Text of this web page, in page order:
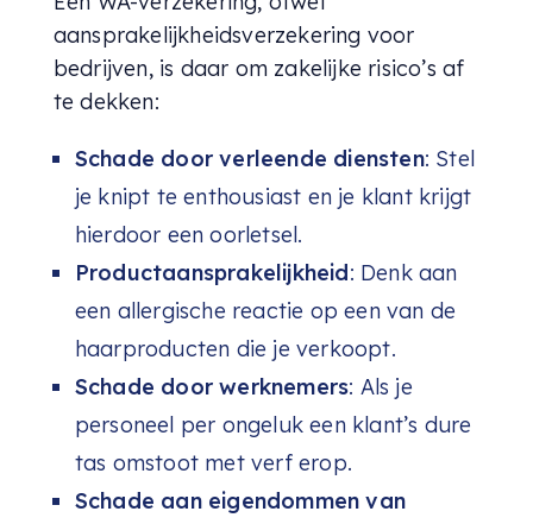
aansprakelijkheidsverzekering voor
bedrijven, is daar om zakelijke risico’s af
te dekken:
Schade door verleende diensten: Stel
je knipt te enthousiast en je klant krijgt
hierdoor een oorletsel.
Productaansprakelijkheid: Denk aan
een allergische reactie op een van de
haarproducten die je verkoopt.
Schade door werknemers: Als je
personeel per ongeluk een klant’s dure
tas omstoot met verf erop.
Schade aan eigendommen van